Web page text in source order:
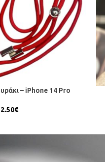
– iPhone 14 Pro
€